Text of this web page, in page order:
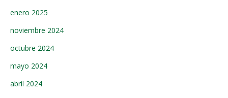
enero 2025
noviembre 2024
octubre 2024
mayo 2024
abril 2024